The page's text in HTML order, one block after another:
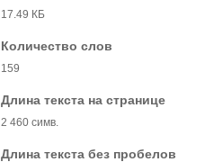
17.49 КБ
Количество слов
159
Длина текста на странице
2 460 симв.
Длина текста без пробелов